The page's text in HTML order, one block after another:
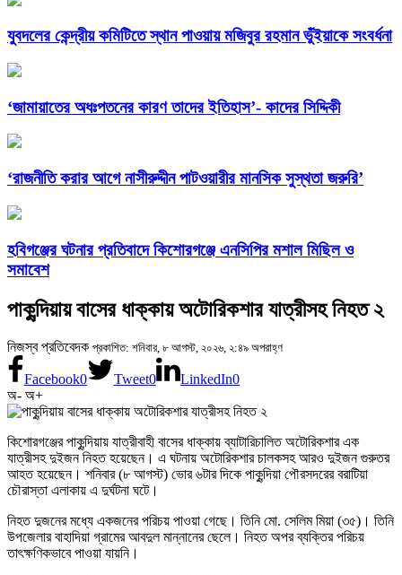
যুবদলের কেন্দ্রীয় কমিটিতে স্থান পাওয়ায় মজিবুর রহমান ভুঁইয়াকে সংবর্ধনা
‘জামায়াতের অধঃপতনের কারণ তাদের ইতিহাস’- কাদের সিদ্দিকী
‘রাজনীতি করার আগে নাসীরুদ্দীন পাটওয়ারীর মানসিক সুস্থতা জরুরি’
হবিগঞ্জের ঘটনার প্রতিবাদে কিশোরগঞ্জে এনসিপির মশাল মিছিল ও
সমাবেশ
পাকুন্দিয়ায় বাসের ধাক্কায় অটোরিকশার যাত্রীসহ নিহত ২
নিজস্ব প্রতিবেদক প্রকাশিত: শনিবার, ৮ আগস্ট, ২০২৬, ২:৪৯ অপরাহ্ণ
Facebook0 Tweet0 LinkedIn0
অ- অ+
কিশোরগঞ্জের পাকুন্দিয়ায় যাত্রীবাহী বাসের ধাক্কায় ব্যাটারিচালিত অটোরিকশার এক
যাত্রীসহ দুইজন নিহত হয়েছেন। এ ঘটনায় অটোরিকশার চালকসহ আরও দুইজন গুরুতর
আহত হয়েছেন। শনিবার (৮ আগস্ট) ভোর ৬টার দিকে পাকুন্দিয়া পৌরসদরের বরাটিয়া
চৌরাস্তা এলাকায় এ দুর্ঘটনা ঘটে।
নিহত দুজনের মধ্যে একজনের পরিচয় পাওয়া গেছে। তিনি মো. সেলিম মিয়া (৩৫)। তিনি
উপজেলার বাহাদিয়া গ্রামের আবদুল মান্নানের ছেলে। নিহত অপর ব্যক্তির পরিচয়
তাৎক্ষণিকভাবে পাওয়া যায়নি।